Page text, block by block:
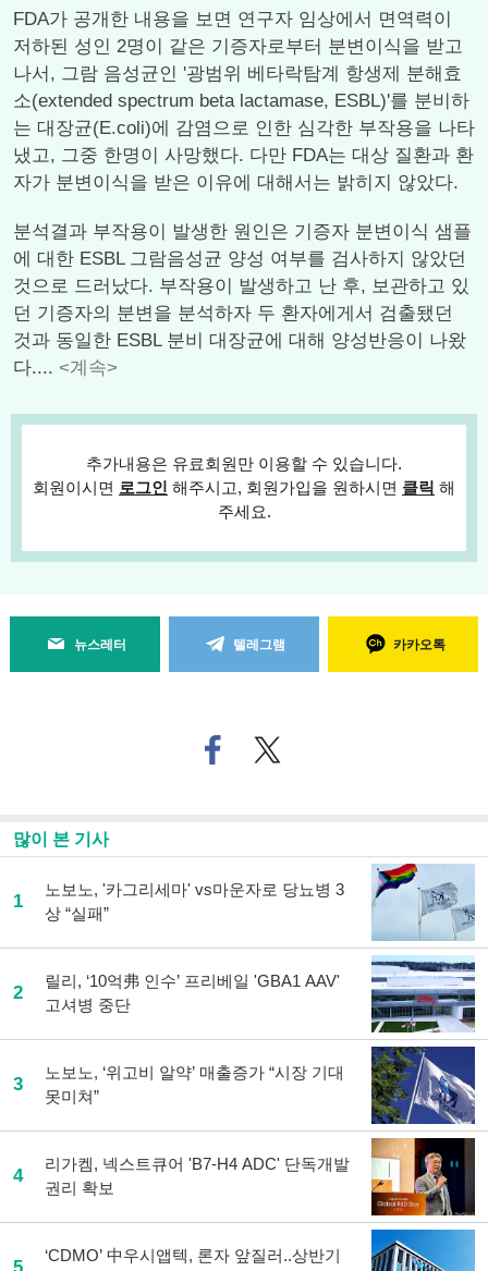
FDA가 공개한 내용을 보면 연구자 임상에서 면역력이
저하된 성인 2명이 같은 기증자로부터 분변이식을 받고
나서, 그람 음성균인 '광범위 베타락탐계 항생제 분해효
소(extended spectrum beta lactamase, ESBL)'를 분비하
는 대장균(E.coli)에 감염으로 인한 심각한 부작용을 나타
냈고, 그중 한명이 사망했다. 다만 FDA는 대상 질환과 환
자가 분변이식을 받은 이유에 대해서는 밝히지 않았다.
분석결과 부작용이 발생한 원인은 기증자 분변이식 샘플
에 대한 ESBL 그람음성균 양성 여부를 검사하지 않았던
것으로 드러났다. 부작용이 발생하고 난 후, 보관하고 있
던 기증자의 분변을 분석하자 두 환자에게서 검출됐던
것과 동일한 ESBL 분비 대장균에 대해 양성반응이 나왔
다.... <계속>
추가내용은 유료회원만 이용할 수 있습니다.
회원이시면 로그인 해주시고, 회원가입을 원하시면 클릭 해
주세요.
뉴스레터 텔레그램 카카오톡
페
이
기
사
공
트위
터로
많이 본 기사
1
노보노, '카그리세마' vs마운자로 당뇨병 3
상 “실패”
2
릴리, ‘10억弗 인수’ 프리베일 'GBA1 AAV'
고셔병 중단
3
노보노, ‘위고비 알약’ 매출증가 “시장 기대
못미쳐”
4
리가켐, 넥스트큐어 'B7-H4 ADC' 단독개발
권리 확보
5
‘CDMO’ 中우시앱텍, 론자 앞질러..상반기